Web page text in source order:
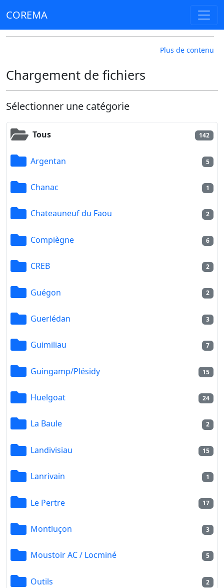
COREMA
Plus de contenu
Chargement de fichiers
Sélectionner une catégorie
Tous 142
Argentan 5
Chanac 1
Chateauneuf du Faou 2
Compiègne 6
CREB 2
Guégon 2
Guerlédan 3
Guimiliau 7
Guingamp/Plésidy 15
Huelgoat 24
La Baule 2
Landivisiau 15
Lanrivain 1
Le Pertre 17
Montluçon 3
Moustoir AC / Locminé 5
Outils 2